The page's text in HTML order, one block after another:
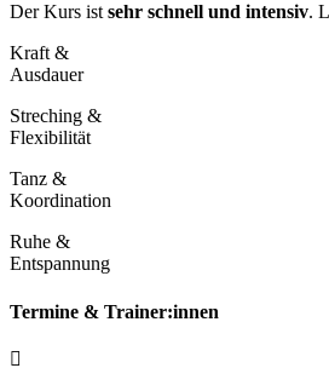
Der Kurs ist sehr schnell und intensiv.
Kraft &
Ausdauer
Streching &
Flexibilität
Tanz &
Koordination
Ruhe &
Entspannung
Termine & Trainer:innen